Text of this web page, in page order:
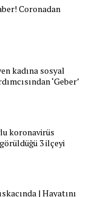
Coronadan
kadına sosyal
‘Geber’
koronavirüs
3 ilçeyi
| Hayatını